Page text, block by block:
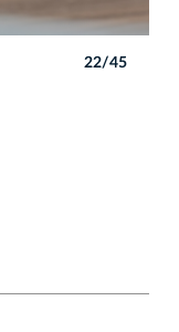
22/45